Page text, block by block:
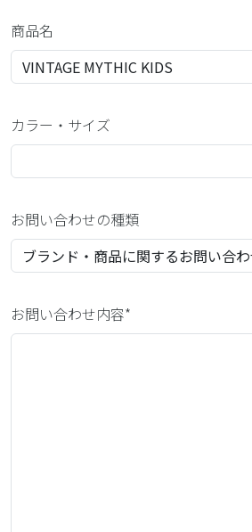
商品名
カラー・サイズ
お問い合わせの種類
お問い合わせ内容*